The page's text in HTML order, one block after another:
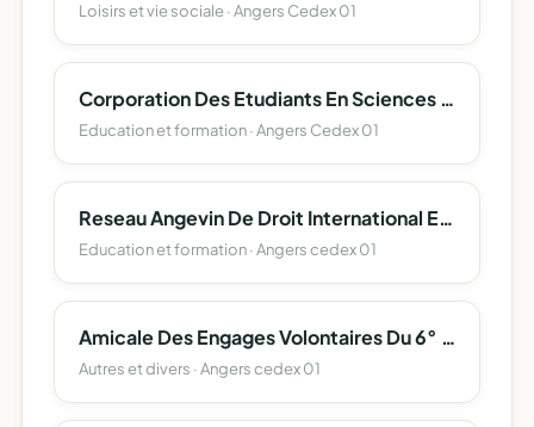
Loisirs et vie sociale · Angers Cedex 01
Corporation Des Etudiants En Sciences D'angers (Corpo Sciences Angers)
Education et formation · Angers Cedex 01
Reseau Angevin De Droit International Et Europeen
Education et formation · Angers cedex 01
Amicale Des Engages Volontaires Du 6° Regiment Du Genie
Autres et divers · Angers cedex 01